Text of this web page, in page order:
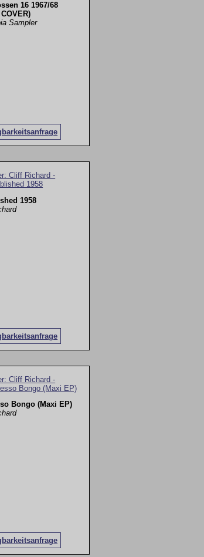
16 1967/68
Sampler
1958
Bongo (Maxi EP)